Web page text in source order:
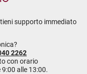
supporto immediato
2262
con orario
alle 13:00.